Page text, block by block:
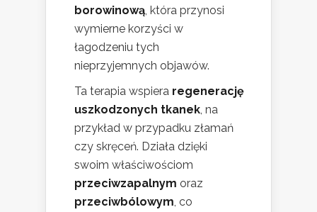
borowinową , która przynosi
wymierne korzyści w
łagodzeniu tych
nieprzyjemnych objawów.
Ta terapia wspiera regenerację
uszkodzonych tkanek , na
przykład w przypadku złamań
czy skręceń. Działa dzięki
swoim właściwościom
przeciwzapalnym oraz
przeciwbólowym , co